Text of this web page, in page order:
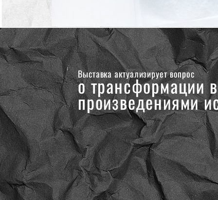
Выставка актуализирует вопрос
о трансформации
произведениями